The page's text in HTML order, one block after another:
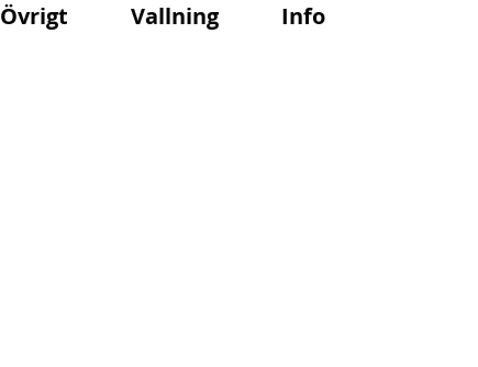
Övrigt Vallning Info